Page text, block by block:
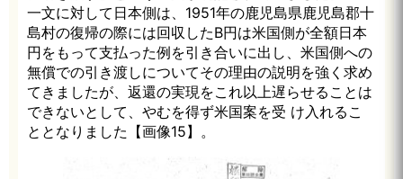
一文に対して日本側は、1951年の鹿児島県鹿児島郡十
島村の復帰の際には回収したB円は米国側が全額日本
円をもって支払った例を引き合いに出し、米国側への
無償での引き渡しについてその理由の説明を強く求め
てきましたが、返還の実現をこれ以上遅らせることは
できないとして、やむを得ず米国案を受 け入れるこ
ととなりました【画像15】。